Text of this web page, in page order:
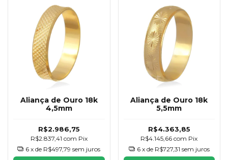
Aliança de Ouro 18k
4,5mm
R$2.986,75
R$2.837,41 com Pix
6 x de R$497,79 sem juros
Aliança de Ouro 18k
5,5mm
R$4.363,85
R$4.145,66com Pix
6 x de R$727,31 sem juros